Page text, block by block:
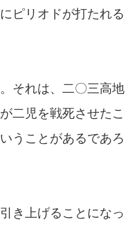
ピリオドが打たれる
それは、二〇三高地
二児を戦死させたこ
うことがあるであろ
き上げることになっ